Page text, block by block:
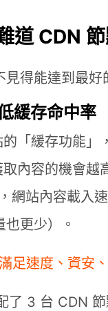
道 CDN
得能達到最好
緩存命中率
「緩存功能」
內容的機會越
網站內容載入
更少）。
足速度、資安
了 3 台 CDN